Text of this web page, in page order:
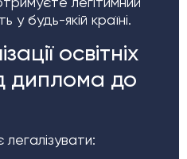
у будь-якій країні.
освітніх
диплома до